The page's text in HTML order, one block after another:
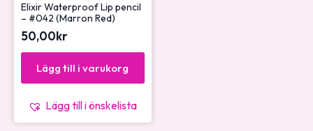
Elixir Waterproof Lip pencil
– #042 (Marron Red)
50,00kr
Lägg till i varukorg
Lägg till i önskelista